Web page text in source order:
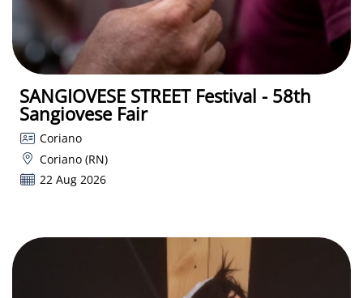
SANGIOVESE STREET Festival - 58th
Sangiovese Fair
Coriano
Coriano (RN)
22 Aug 2026